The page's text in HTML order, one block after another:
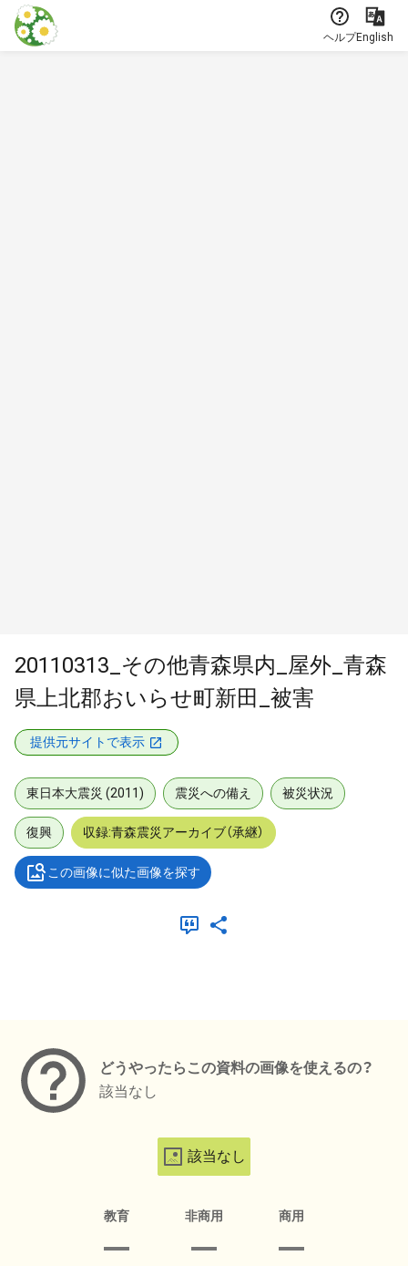
本文に飛ぶ
ヘルプEnglish
20110313_その他青森県内_屋外_青森
県上北郡おいらせ町新田_被害
提供元サイトで表示
東日本大震災 (2011) 震災への備え 被災状況
復興 収録:青森震災アーカイブ（承継）
この画像に似た画像を探す
どうやったらこの資料の画像を使えるの？
該当なし
該当なし
教育 非商用 商用